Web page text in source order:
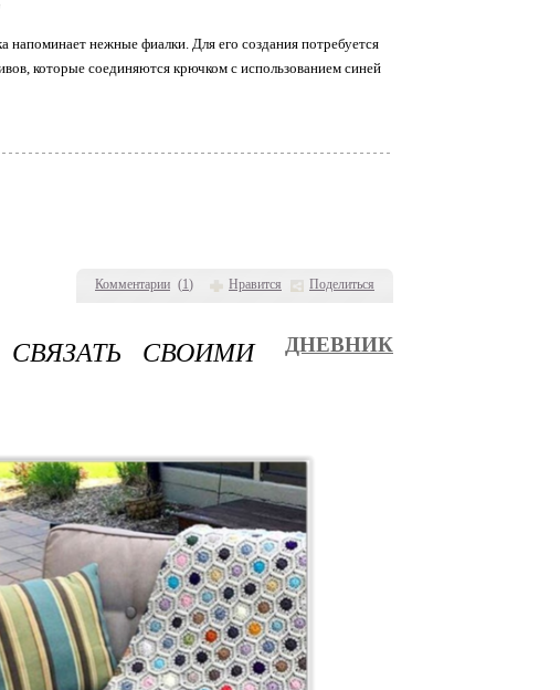
Комментарии (1) Нравится Поделиться
нежные фиалки. Для его создания потребуется
которые соединяются крючком с использованием синей
СВОИМИ
ДНЕВНИК